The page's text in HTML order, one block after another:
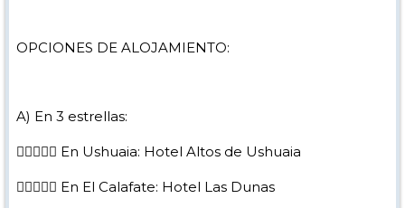
OPCIONES DE ALOJAMIENTO:
A) En 3 estrellas:
 En Ushuaia: Hotel Altos de Ushuaia
 En El Calafate: Hotel Las Dunas